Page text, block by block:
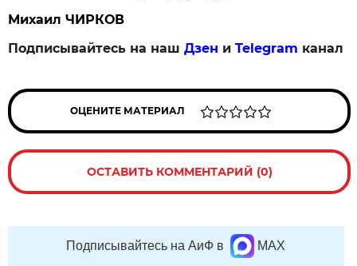
Михаил ЧИРКОВ
Подписывайтесь на нашДзен иTelegram канал
ОЦЕНИТЕ МАТЕРИАЛ
ОСТАВИТЬ КОММЕНТАРИЙ (0)
Подписывайтесь на АиФ в MAX